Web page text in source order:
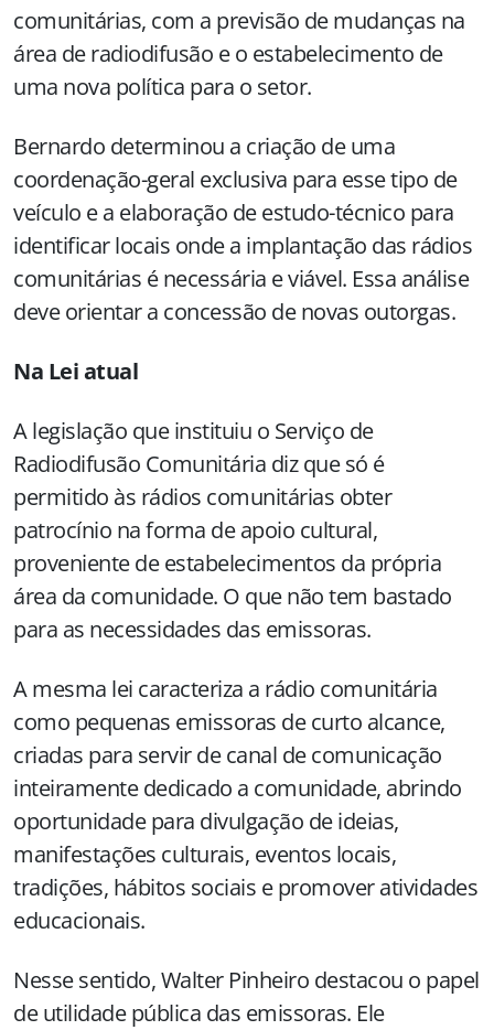
comunitárias, com a previsão de mudanças na
área de radiodifusão e o estabelecimento de
uma nova política para o setor.
Bernardo determinou a criação de uma
coordenação-geral exclusiva para esse tipo de
veículo e a elaboração de estudo-técnico para
identificar locais onde a implantação das rádios
comunitárias é necessária e viável. Essa análise
deve orientar a concessão de novas outorgas.
Na Lei atual
A legislação que instituiu o Serviço de
Radiodifusão Comunitária diz que só é
permitido às rádios comunitárias obter
patrocínio na forma de apoio cultural,
proveniente de estabelecimentos da própria
área da comunidade. O que não tem bastado
para as necessidades das emissoras.
A mesma lei caracteriza a rádio comunitária
como pequenas emissoras de curto alcance,
criadas para servir de canal de comunicação
inteiramente dedicado a comunidade, abrindo
oportunidade para divulgação de ideias,
manifestações culturais, eventos locais,
tradições, hábitos sociais e promover atividades
educacionais.
Nesse sentido, Walter Pinheiro destacou o papel
de utilidade pública das emissoras. Ele